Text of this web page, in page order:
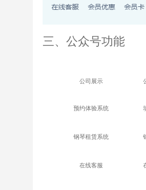
三、公众号功能
公司展示
预约体验系统
钢琴租赁系统
在线客服